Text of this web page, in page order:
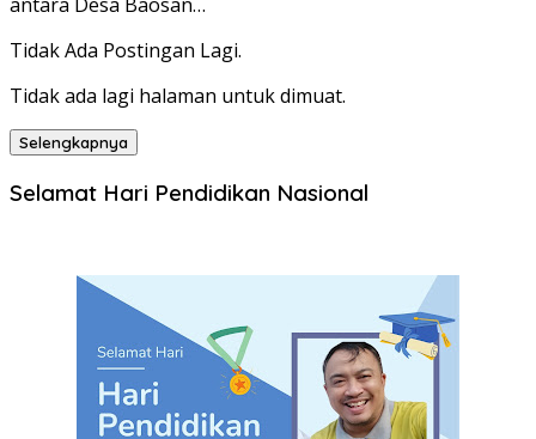
Tidak Ada Postingan Lagi.
Tidak ada lagi halaman untuk dimuat.
Selengkapnya
Selamat Hari Pendidikan Nasional